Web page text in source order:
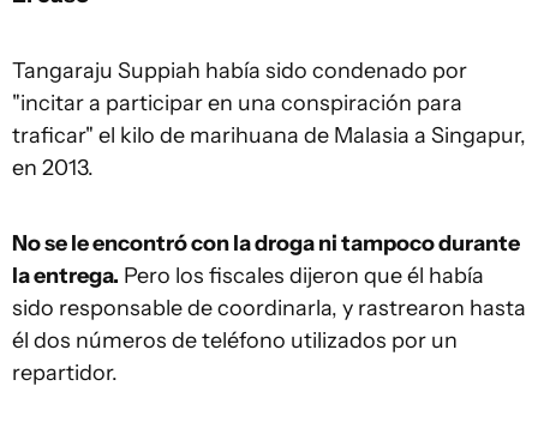
Tangaraju Suppiah había sido condenado por
"incitar a participar en una conspiración para
traficar" el kilo de marihuana de Malasia a Singapur,
en 2013.
No se le encontró con la droga nitampocodurante
la entrega. Pero los fiscales dijeron que él había
sido responsable de coordinarla, y rastrearon hasta
él dos números de teléfono utilizados por un
repartidor.